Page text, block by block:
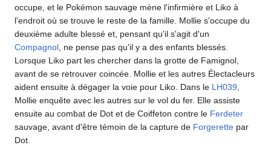
occupe, et le Pokémon sauvage mène l'infirmière et Liko à
l'endroit où se trouve le reste de la famille. Mollie s'occupe du
deuxième adulte blessé et, pensant qu'il s'agit d'un
Compagnol, ne pense pas qu'il y a des enfants blessés.
Lorsque Liko part les chercher dans la grotte de Famignol,
avant de se retrouver coincée. Mollie et les autres Électacleurs
aident ensuite à dégager la voie pour Liko. Dans le LH039,
Mollie enquête avec les autres sur le vol du fer. Elle assiste
ensuite au combat de Dot et de Coiffeton contre le Ferdeter
sauvage, avant d'être témoin de la capture de Forgerette par
Dot.